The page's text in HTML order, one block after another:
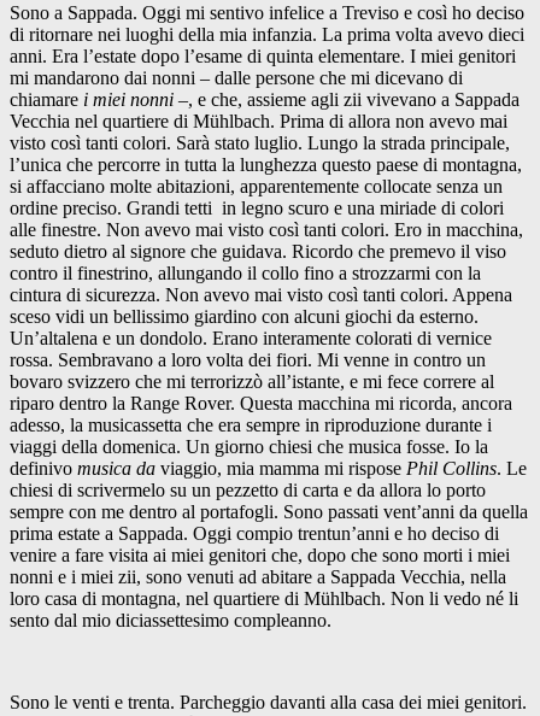
Sono a Sappada. Oggi mi sentivo infelice a Treviso e così ho deciso
di ritornare nei luoghi della mia infanzia. La prima volta avevo dieci
anni. Era l’estate dopo l’esame di quinta elementare. I miei genitori
mi mandarono dai nonni – dalle persone che mi dicevano di
chiamare i miei nonni –, e che, assieme agli zii vivevano a Sappada
Vecchia nel quartiere di Mühlbach. Prima di allora non avevo mai
visto così tanti colori. Sarà stato luglio. Lungo la strada principale,
l’unica che percorre in tutta la lunghezza questo paese di montagna,
si affacciano molte abitazioni, apparentemente collocate senza un
ordine preciso. Grandi tetti in legno scuro e una miriade di colori
alle finestre. Non avevo mai visto così tanti colori. Ero in macchina,
seduto dietro al signore che guidava. Ricordo che premevo il viso
contro il finestrino, allungando il collo fino a strozzarmi con la
cintura di sicurezza. Non avevo mai visto così tanti colori. Appena
sceso vidi un bellissimo giardino con alcuni giochi da esterno.
Un’altalena e un dondolo. Erano interamente colorati di vernice
rossa. Sembravano a loro volta dei fiori. Mi venne in contro un
bovaro svizzero che mi terrorizzò all’istante, e mi fece correre al
riparo dentro la Range Rover. Questa macchina mi ricorda, ancora
adesso, la musicassetta che era sempre in riproduzione durante i
viaggi della domenica. Un giorno chiesi che musica fosse. Io la
definivo musica da viaggio, mia mamma mi rispose Phil Collins. Le
chiesi di scrivermelo su un pezzetto di carta e da allora lo porto
sempre con me dentro al portafogli. Sono passati vent’anni da quella
prima estate a Sappada. Oggi compio trentun’anni e ho deciso di
venire a fare visita ai miei genitori che, dopo che sono morti i miei
nonni e i miei zii, sono venuti ad abitare a Sappada Vecchia, nella
loro casa di montagna, nel quartiere di Mühlbach. Non li vedo né li
sento dal mio diciassettesimo compleanno.
Sono le venti e trenta. Parcheggio davanti alla casa dei miei genitori.